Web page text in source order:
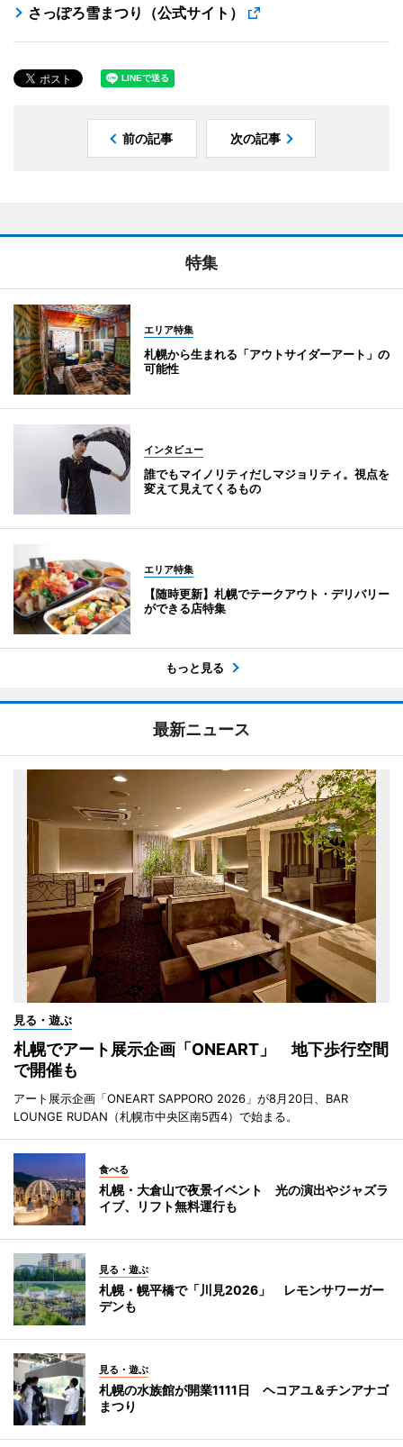
さっぽろ雪まつり（公式サイト）
前の記事 次の記事
特集
エリア特集
札幌から生まれる「アウトサイダーアート」の
可能性
インタビュー
誰でもマイノリティだしマジョリティ。視点を
変えて見えてくるもの
エリア特集
【随時更新】札幌でテークアウト・デリバリー
ができる店特集
もっと見る
最新ニュース
見る・遊ぶ
札幌でアート展示企画「ONEART」 地下歩行空間
で開催も
アート展示企画「ONEART SAPPORO 2026」が8月20日、BAR
LOUNGE RUDAN（札幌市中央区南5西4）で始まる。
食べる
札幌・大倉山で夜景イベント 光の演出やジャズラ
イブ、リフト無料運行も
見る・遊ぶ
札幌・幌平橋で「川見2026」 レモンサワーガー
デンも
見る・遊ぶ
札幌の水族館が開業1111日 ヘコアユ＆チンアナゴ
まつり